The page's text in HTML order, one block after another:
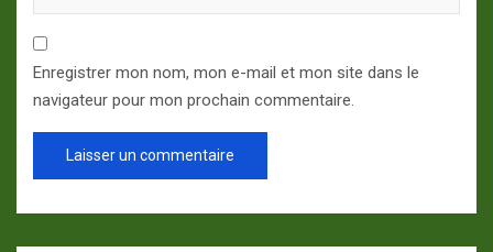
Enregistrer mon nom, mon e-mail et mon site dans le
navigateur pour mon prochain commentaire.